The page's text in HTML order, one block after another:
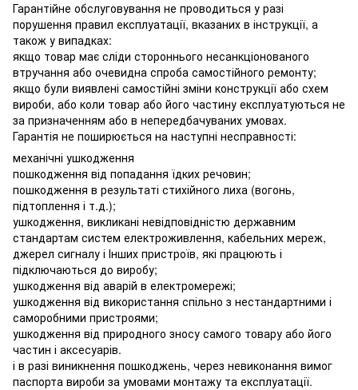
Гарантійне обслуговування не проводиться у разі
порушення правил експлуатації, вказаних в інструкції, а
також у випадках:
якщо товар має сліди стороннього несанкціонованого
втручання або очевидна спроба самостійного ремонту;
якщо були виявлені самостійні зміни конструкції або схем
вироби, або коли товар або його частину експлуатуються не
за призначенням або в непередбачуваних умовах.
Гарантія не поширюється на наступні несправності:
механічні ушкодження
пошкодження від попадання їдких речовин;
пошкодження в результаті стихійного лиха (вогонь,
підтоплення і т.д.);
ушкодження, викликані невідповідністю державним
стандартам систем електроживлення, кабельних мереж,
джерел сигналу і Інших пристроїв, які працюють і
підключаються до виробу;
ушкодження від аварій в електромережі;
ушкодження від використання спільно з нестандартними і
саморобними пристроями;
ушкодження від природного зносу самого товару або його
частин і аксесуарів.
і в разі виникнення пошкоджень, через невиконання вимог
паспорта вироби за умовами монтажу та експлуатації.